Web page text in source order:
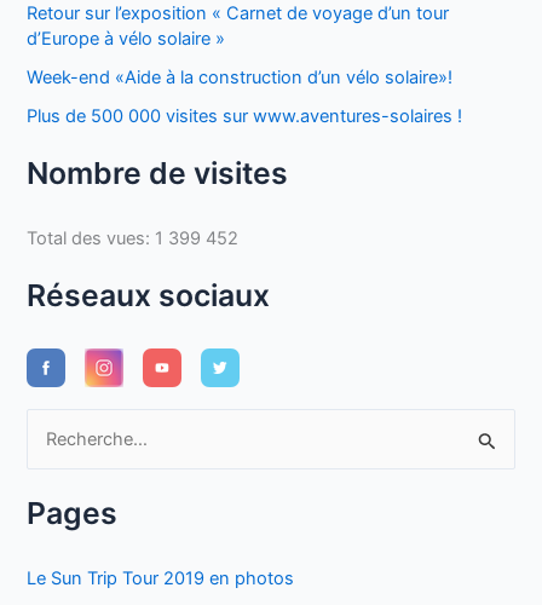
Retour sur l’exposition « Carnet de voyage d’un tour
d’Europe à vélo solaire »
Week-end «Aide à la construction d’un vélo solaire»!
Plus de 500 000 visites sur www.aventures-solaires !
Nombre de visites
Total des vues: 1 399 452
Réseaux sociaux
hPages
Le Sun Trip Tour 2019 en photos